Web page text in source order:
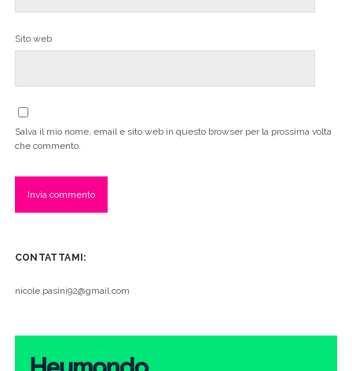
Sito web
Salva il mio nome, email e sito web in questo browser per la prossima volta
che commento.
CONTATTAMI:
nicole.pasini92@gmail.com